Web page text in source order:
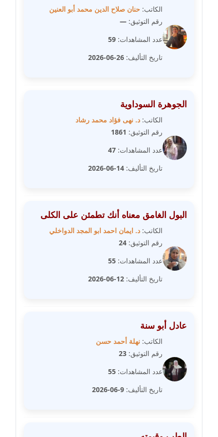
مدونة فيرا زولوتاريفا
مدونة فيروز القطلبي
عاملة
مدونة كنوز صلاح
موقوف
مدونة كيندا فائز
عاملة
عاملة
مدونة مارية محمد
عاملة
عاملة
مدونة محمد ابو النور
عاملة
عاملة
الكاتب: حنان صلاح الدين محمد أبو العنين
رقم التوثيق: —
عدد المشاهدات: 59
تاريخ التأليف: 26-06-2026
الجوهرة السوداوية
الكاتب: د. نهى فؤاد محمد رشاد
رقم التوثيق: 1861
عدد المشاهدات: 47
تاريخ التأليف: 14-06-2026
البول الغامق معناه أنك تطمئن على الكلى
الكاتب: د. ايمان احمد ابو المجد الدواخلي
رقم التوثيق: 24
عدد المشاهدات: 55
تاريخ التأليف: 12-06-2026
عادل أبو سنة
الكاتب: نهلة أحمد حسن
رقم التوثيق: 23
عدد المشاهدات: 55
تاريخ التأليف: 9-06-2026